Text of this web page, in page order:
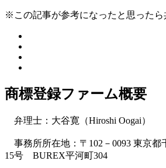
※この記事が参考になったと思ったら
商標登録ファーム概要
弁理士：大谷寛（Hiroshi Oogai）
事務所所在地：〒102－0093 東京都
15号 BUREX平河町304